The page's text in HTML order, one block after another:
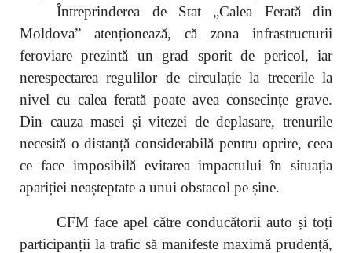
Întreprinderea de Stat „Calea Ferată din
Moldova” atenționează, că zona infrastructurii
feroviare prezintă un grad sporit de pericol, iar
nerespectarea regulilor de circulație la trecerile la
nivel cu calea ferată poate avea consecințe grave.
Din cauza masei și vitezei de deplasare, trenurile
necesită o distanță considerabilă pentru oprire, ceea
ce face imposibilă evitarea impactului în situația
apariției neașteptate a unui obstacol pe șine.
CFM face apel către conducătorii auto și toți
participanții la trafic să manifeste maximă prudență,